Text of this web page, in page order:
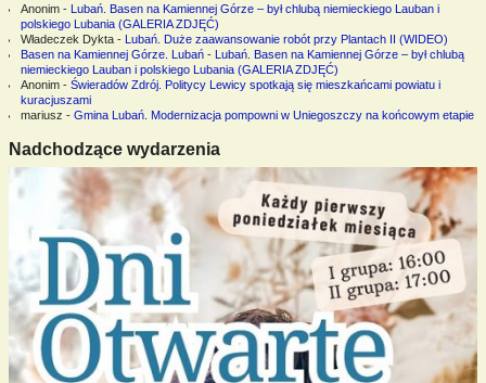
Anonim-
Lubań. Basen na Kamiennej Górze – był chlubą niemieckiego Lauban i
polskiego Lubania (GALERIA ZDJĘĆ)
Władeczek Dykta-
Lubań. Duże zaawansowanie robót przy Plantach II (WIDEO)
Basen na Kamiennej Górze. Lubań-
Lubań. Basen na Kamiennej Górze – był chlubą
niemieckiego Lauban i polskiego Lubania (GALERIA ZDJĘĆ)
Anonim- Świeradów Zdrój. Politycy Lewicy spotkają się mieszkańcami powiatu i
kuracjuszami
mariusz - Gmina Lubań. Modernizacja pompowni w Uniegoszczy na końcowym etapie
Nadchodzące wydarzenia